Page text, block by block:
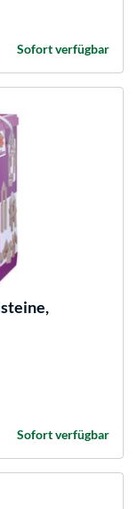
Sofort verfügbar
Sofort verfügbar